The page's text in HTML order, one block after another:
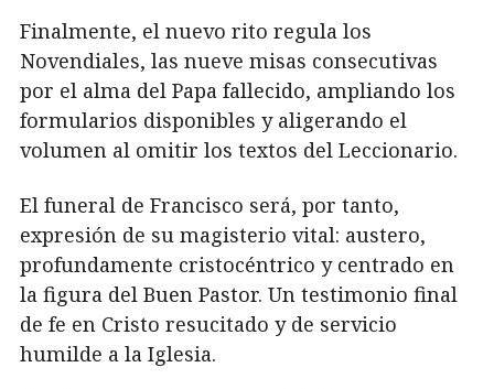
Finalmente, el nuevo rito regula los
Novendiales, las nueve misas consecutivas
por el alma del Papa fallecido, ampliando los
formularios disponibles y aligerando el
volumen al omitir los textos del Leccionario.
El funeral de Francisco será, por tanto,
expresión de su magisterio vital: austero,
profundamente cristocéntrico y centrado en
la figura del Buen Pastor. Un testimonio final
de fe en Cristo resucitado y de servicio
humilde a la Iglesia.